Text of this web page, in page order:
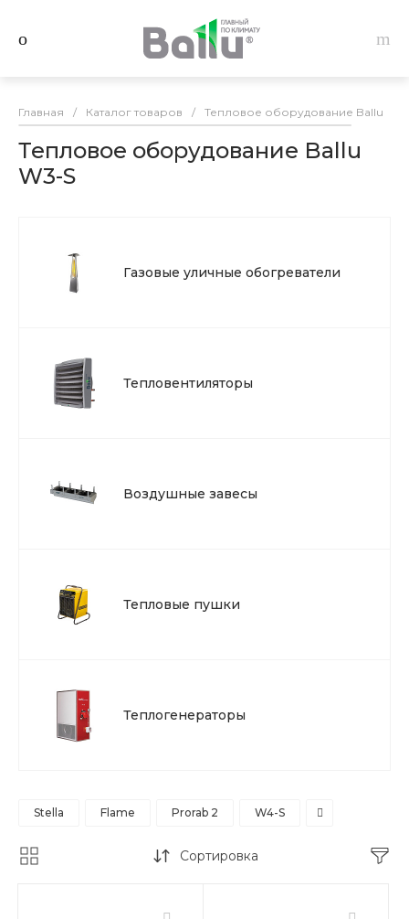
Главная / Каталог товаров / Тепловое оборудование Ballu
Тепловое оборудование Ballu
W3-S
Газовые уличные обогреватели
Тепловентиляторы
Воздушные завесы
Тепловые пушки
Теплогенераторы
Stella Flame Prorab 2 W4-S
Сортировка